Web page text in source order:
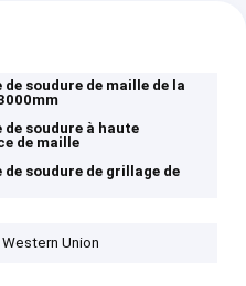
de soudure de maille de la
de soudure à haute
de maille
de soudure de grillage de
Union